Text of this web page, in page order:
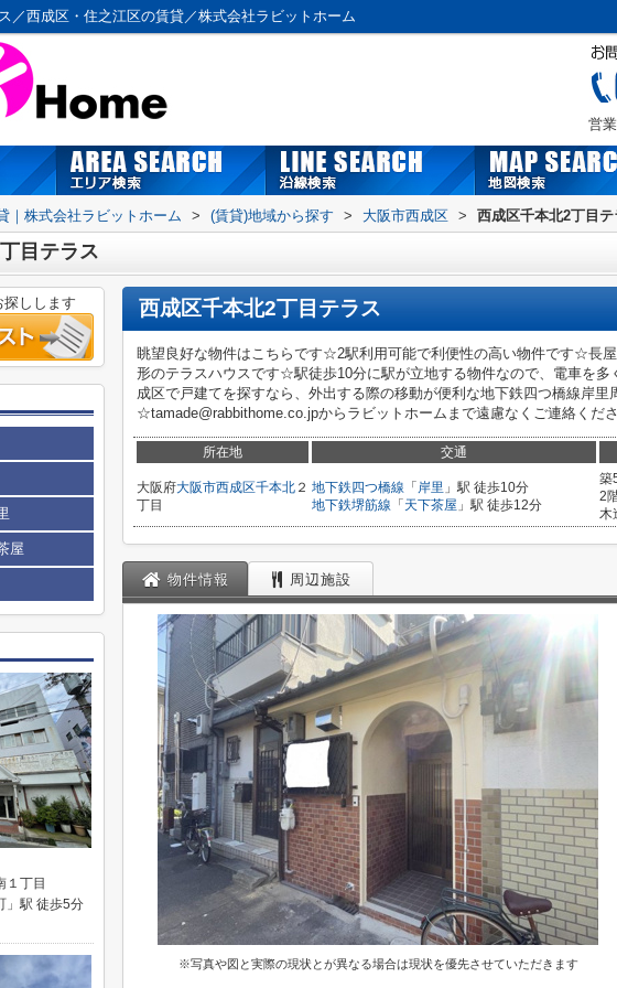
／西成区・住之江区の賃貸／株式会社ラビットホーム
営
｜株式会社ラビットホーム > (賃貸)地域から探す > 大阪市西成区 > 西成区千本北2丁目テ
目テラス
西成区千本北2丁目テラス
眺望良好な物件はこちらです☆2駅利用可能で利便性の高い物件です☆長
形のテラスハウスです☆駅徒歩10分に駅が立地する物件なので、電車を
成区で戸建てを探すなら、外出する際の移動が便利な地下鉄四つ橋線岸里
☆tamade@rabbithome.co.jpからラビットホームまで遠慮なくご連絡くだ
所在地 交通
大阪府大阪市西成区千本北 ２
丁目
地下鉄四つ橋線 「 岸里 」駅 徒歩10分
地下鉄堺筋線 「 天下茶屋 」駅 徒歩12分
築
2
木
物件情報 周辺施設
※写真や図と実際の現状とが異なる場合は現状を優先させていただきます
しします
屋
１丁目
」駅 徒歩5分